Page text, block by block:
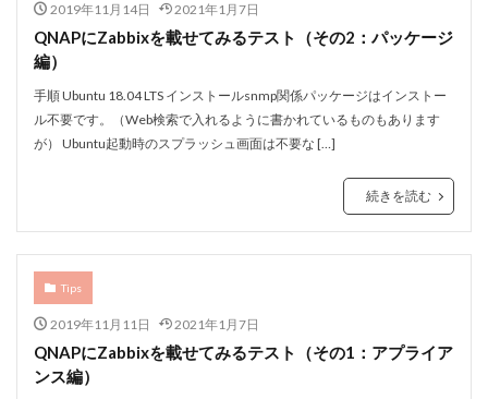
2019年11月14日 2021年1月7日
QNAPにZabbixを載せてみるテスト（その2：パッケージ
編）
手順 Ubuntu 18.04 LTS インストールsnmp関係パッケージはインストー
ル不要です。（Web検索で入れるように書かれているものもあります
が） Ubuntu起動時のスプラッシュ画面は不要な […]
続きを読む
Tips
2019年11月11日 2021年1月7日
QNAPにZabbixを載せてみるテスト（その1：アプライア
ンス編）